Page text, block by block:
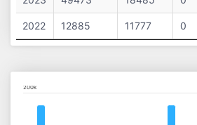
2022 12885 11777 0
Chart
200k